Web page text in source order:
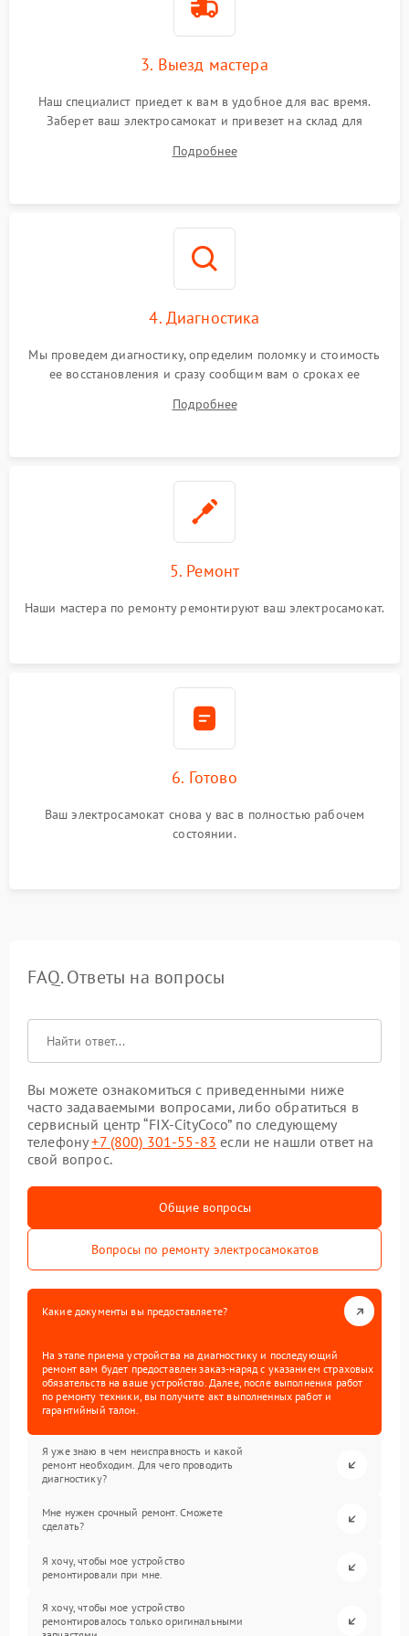
3. Выезд мастера
Наш специалист приедет к вам в удобное для вас время.
Заберет ваш электросамокат и привезет на склад для
Подробнее
4. Диагностика
Мы проведем диагностику, определим поломку и стоимость
ее восстановления и сразу сообщим вам о сроках ее
Подробнее
5. Ремонт
Наши мастера по ремонту ремонтируют ваш электросамокат.
6. Готово
Ваш электросамокат снова у вас в полностью рабочем
состоянии.
FAQ. Ответы на вопросы
Вы можете ознакомиться с приведенными ниже
часто задаваемыми вопросами, либо обратиться в
сервисный центр “FIX-CityCoco” по следующему
телефону+7 (800) 301-55-83 если не нашли ответ на
свой вопрос.
Общие вопросы
Вопросы по ремонту электросамокатов
Какие документы вы предоставляете?
На этапе приема устройства на диагностику и последующий
ремонт вам будет предоставлен заказ-наряд с указанием страховых
обязательств на ваше устройство. Далее, после выполнения работ
по ремонту техники, вы получите акт выполненных работ и
гарантийный талон.
Я уже знаю в чем неисправность и какой
ремонт необходим. Для чего проводить
диагностику?
Мне нужен срочный ремонт. Сможете
сделать?
Я хочу, чтобы мое устройство
ремонтировали при мне.
Я хочу, чтобы мое устройство
ремонтировалось только оригинальными